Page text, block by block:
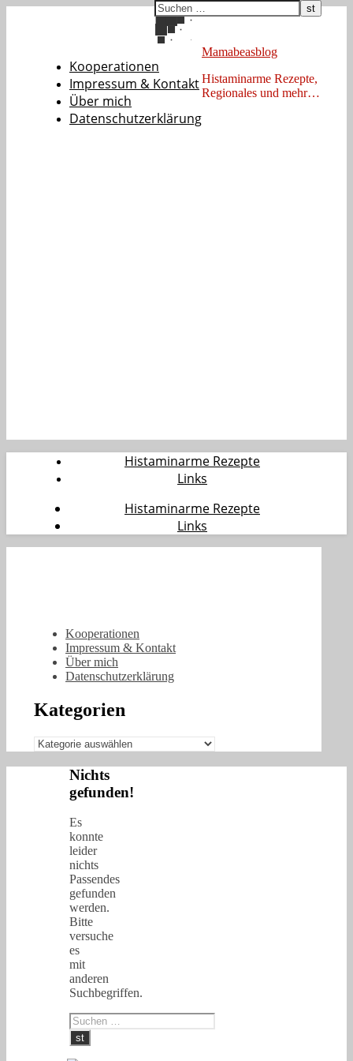
Kooperationen
Impressum & Kontakt
Über mich
Datenschutzerklärung
Mamabeasblog
Histaminarme Rezepte,
Regionales und mehr…
Histaminarme Rezepte
Links
Histaminarme Rezepte
Links
Kooperationen
Impressum & Kontakt
Über mich
Datenschutzerklärung
Kategorien
Kategorien
Nichts
gefunden!
Es
konnte
leider
nichts
Passendes
gefunden
werden.
Bitte
versuche
es
mit
anderen
Suchbegriffen.